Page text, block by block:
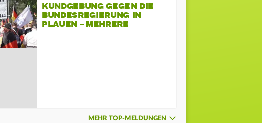
KUNDGEBUNG GEGEN DIE
BUNDESREGIERUNG IN
PLAUEN – MEHRERE
MEHR TOP-MELDUNGEN